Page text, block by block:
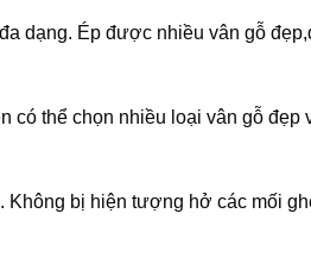
dạng. Ép được nhiều vân gỗ
có thể chọn nhiều loại vân gỗ đẹp
Không bị hiện tượng hở các mối